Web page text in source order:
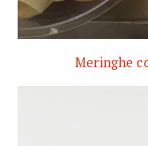
Meringhe